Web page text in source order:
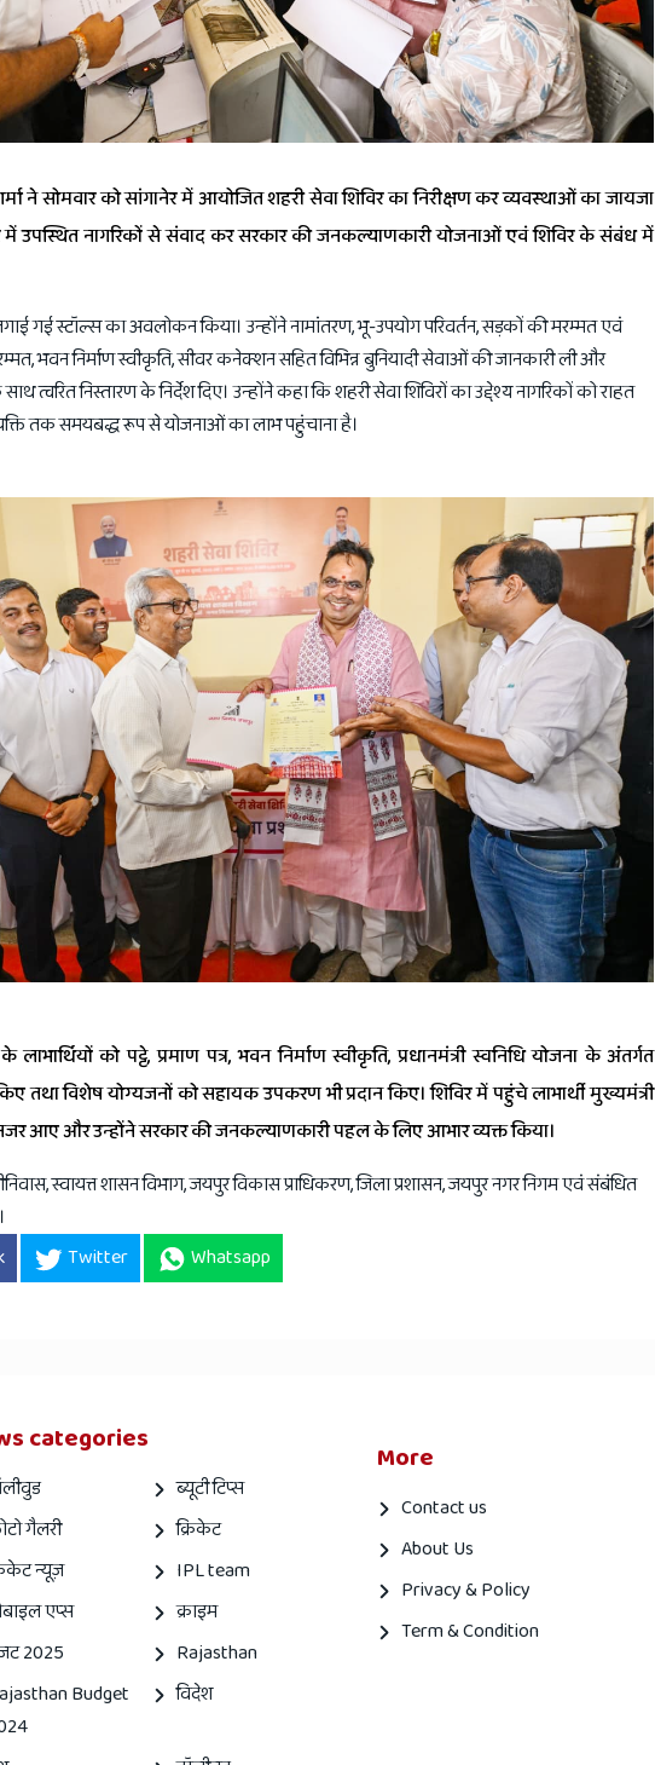
ने सोमवार को सांगानेर में आयोजित शहरी सेवा शिविर का निरीक्षण कर व्यवस्थाओं का जायजा
में उपस्थित नागरिकों से संवाद कर सरकार की जनकल्याणकारी योजनाओं एवं शिविर के संबंध में
लगाई गई स्टॉल्स का अवलोकन किया। उन्होंने नामांतरण, भू-उपयोग परिवर्तन, सड़कों की मरम्मत एवं
भवन निर्माण स्वीकृति, सीवर कनेक्शन सहित विभिन्न बुनियादी सेवाओं की जानकारी ली और
त्वरित निस्तारण के निर्देश दिए। उन्होंने कहा कि शहरी सेवा शिविरों का उद्देश्य नागरिकों को राहत
तक समयबद्ध रूप से योजनाओं का लाभ पहुंचाना है।
को पट्टे, प्रमाण पत्र, भवन निर्माण स्वीकृति, प्रधानमंत्री स्वनिधि योजना के अंतर्गत
तथा विशेष योग्यजनों को सहायक उपकरण भी प्रदान किए। शिविर में पहुंचे लाभार्थी मुख्यमंत्री
आए और उन्होंने सरकार की जनकल्याणकारी पहल के लिए आभार व्यक्त किया।
स्वायत्त शासन विभाग, जयपुर विकास प्राधिकरण, जिला प्रशासन, जयपुर नगर निगम एवं संबंधित
Twitter Whatsapp
categories
ब्यूटी टिप्स
गैलरी
क्रिकेट
न्यूज़
IPL team
एप्स
क्राइम
2025
Rajasthan
Budget
विदेश
More
Contact us
About Us
Privacy & Policy
Term & Condition